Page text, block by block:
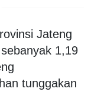
Jateng
1,19
tunggakan